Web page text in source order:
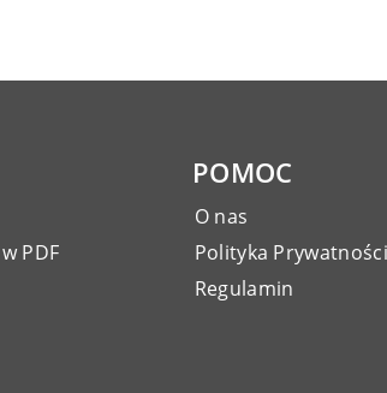
PDF
POMOC
O nas
Polityka Prywatności
Regulamin